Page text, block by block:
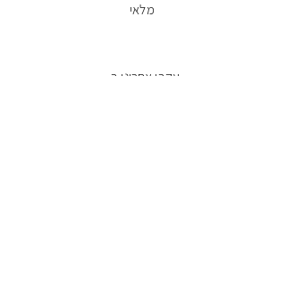
מלאי
עקבו אחרינו ב-